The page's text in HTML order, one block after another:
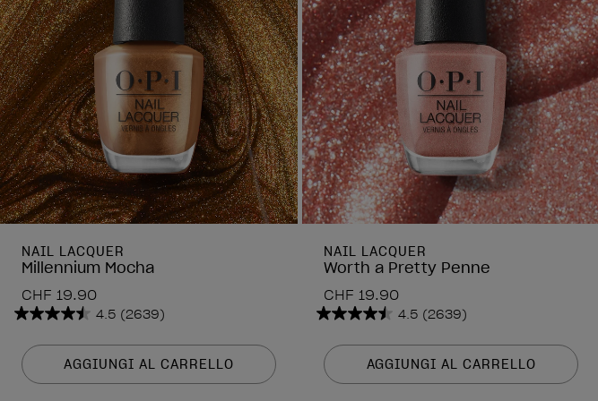
NAIL LACQUER
Millennium Mocha
CHF 19.90
4.5 (2639)
4.5
su
5
stelle.
AGGIUNGI AL CARRELLO
NAIL LACQUER
Worth a Pretty Penne
CHF 19.90
4.5 (2639)
4.5
su
5
stelle.
AGGIUNGI AL CARRELLO